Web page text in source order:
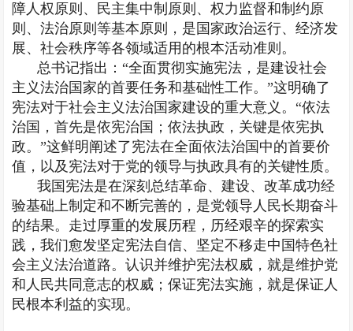
障人权原则、民主集中制原则、权力监督和制约原
则、法治原则等基本原则，是国家政治运行、经济发
展、社会秩序等各领域适用的根本活动准则。
总书记指出：“全面贯彻实施宪法，是建设社会
主义法治国家的首要任务和基础性工作。”这明确了
宪法对于社会主义法治国家建设的重大意义。“依法
治国，首先是依宪治国；依法执政，关键是依宪执
政。”这鲜明阐述了宪法在全面依法治国中的首要价
值，以及宪法对于党的领导与执政具有的关键性质。
我国宪法是在深刻总结革命、建设、改革成功经
验基础上制定和不断完善的，是党领导人民长期奋斗
的结果。走过厚重的发展历程，历经艰辛的探索实
践，我们愈发坚定宪法自信、坚定不移走中国特色社
会主义法治道路。认识并维护宪法权威，就是维护党
和人民共同意志的权威；保证宪法实施，就是保证人
民根本利益的实现。